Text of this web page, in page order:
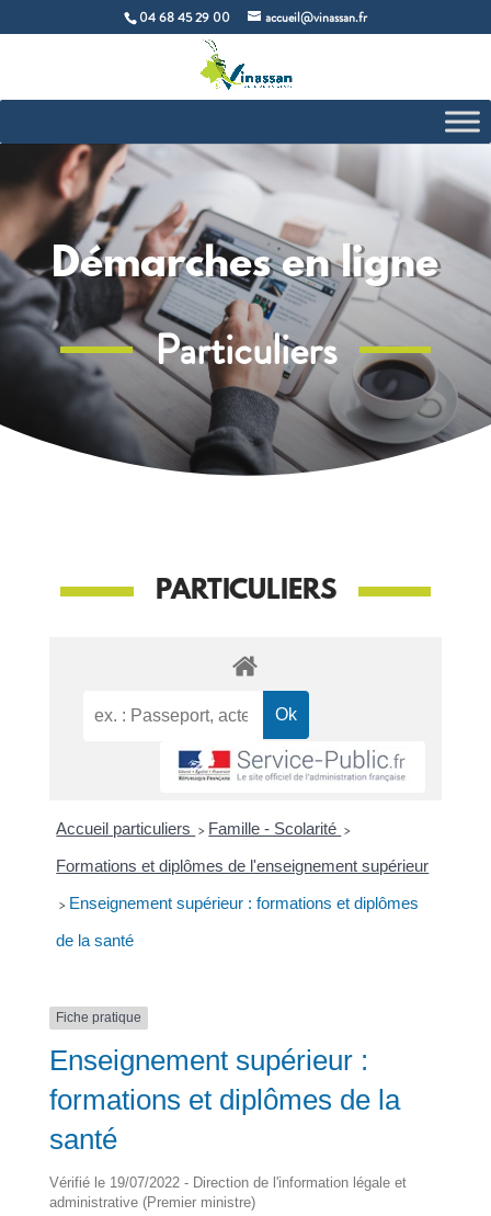
04 68 45 29 00 accueil@vinassan.fr
Démarches en ligne
Particuliers
PARTICULIERS
Accueil particuliers > Famille - Scolarité >
Formations et diplômes de l'enseignement supérieur
> Enseignement supérieur : formations et diplômes
de la santé
Fiche pratique
Enseignement supérieur :
formations et diplômes de la
santé
Vérifié le 19/07/2022 - Direction de l'information légale et
administrative (Premier ministre)